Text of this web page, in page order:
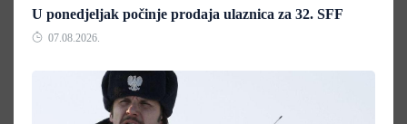
U ponedjeljak počinje prodaja ulaznica za 32. SFF
07.08.2026.